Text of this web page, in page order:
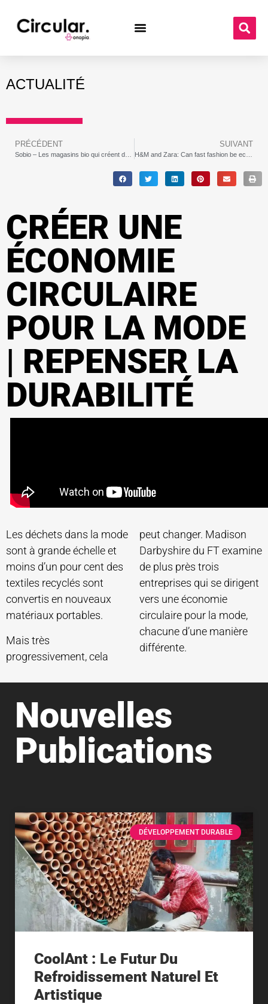
ACTUALITÉ
PRÉCÉDENT SUIVANT
CRÉER UNE
ÉCONOMIE
CIRCULAIRE
POUR LA MODE
| REPENSER LA
DURABILITÉ
Les déchets dans la mode
sont à grande échelle et
moins d’un pour cent des
textiles recyclés sont
convertis en nouveaux
matériaux portables.
Mais très
progressivement, cela
peut changer. Madison
Darbyshire du FT examine
de plus près trois
entreprises qui se dirigent
vers une économie
circulaire pour la mode,
chacune d’une manière
différente.
Nouvelles
Publications
DÉVELOPPEMENT DURABLE
CoolAnt : Le Futur Du
Refroidissement Naturel Et
Artistique